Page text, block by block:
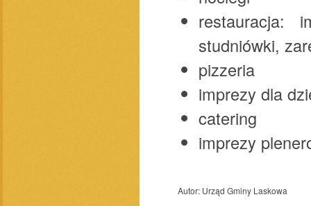
restauracja:
studniówki,
pizzeria
imprezy dla
catering
imprezy
Autor: Urząd Gminy Laskowa